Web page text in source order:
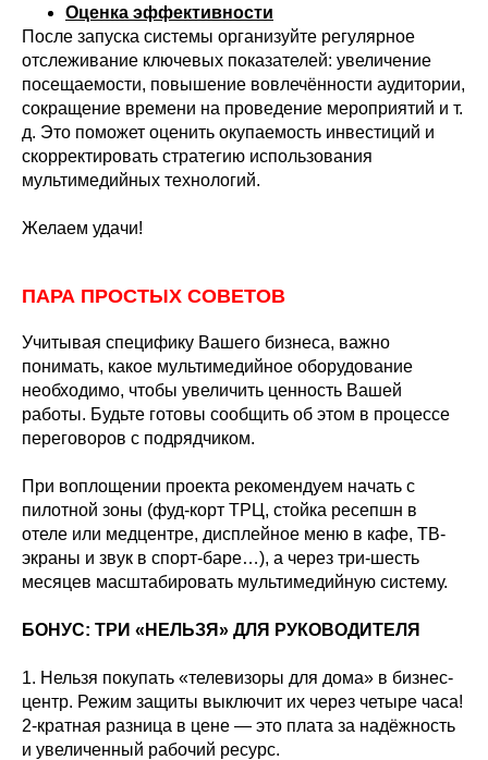
Оценка эффективности
После запуска системы организуйте регулярное
отслеживание ключевых показателей: увеличение
посещаемости, повышение вовлечённости аудитории,
сокращение времени на проведение мероприятий и т.
д. Это поможет оценить окупаемость инвестиций и
скорректировать стратегию использования
мультимедийных технологий.
Желаем удачи!
ПАРА ПРОСТЫХ СОВЕТОВ
Учитывая специфику Вашего бизнеса, важно
понимать, какое мультимедийное оборудование
необходимо, чтобы увеличить ценность Вашей
работы. Будьте готовы сообщить об этом в процессе
переговоров с подрядчиком.
При воплощении проекта рекомендуем начать с
пилотной зоны (фуд-корт ТРЦ, стойка ресепшн в
отеле или медцентре, дисплейное меню в кафе, ТВ-
экраны и звук в спорт-баре…), а через три-шесть
месяцев масштабировать мультимедийную систему.
БОНУС: ТРИ «НЕЛЬЗЯ» ДЛЯ РУКОВОДИТЕЛЯ
1. Нельзя покупать «телевизоры для дома» в бизнес-
центр. Режим защиты выключит их через четыре часа!
2-кратная разница в цене — это плата за надёжность
и увеличенный рабочий ресурс.